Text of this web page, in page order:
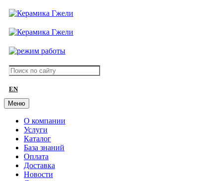
EN
Меню
О компании
Услуги
Каталог
База знаний
Оплата
Доставка
Новости